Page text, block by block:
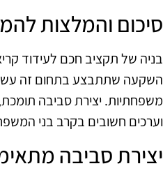
סיכום והמלצות
בניה של תקציב חכם לעידוד
השקעה שתתבצע בתחום זה
משפחתיות. יצירת סביבה
וערכים חשובים בקרב בני
יצירת סביבה